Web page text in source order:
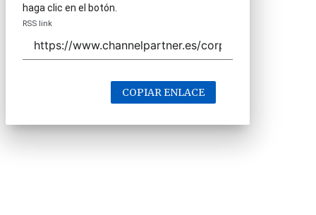
haga clic en el botón.
RSS link
COPIAR ENLACE